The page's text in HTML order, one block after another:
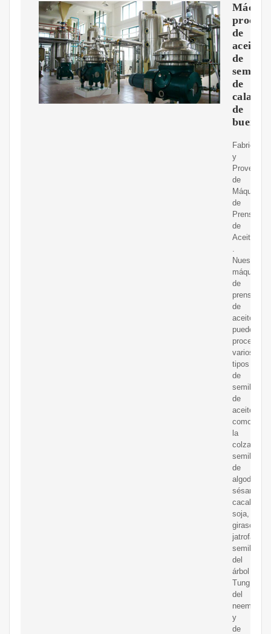
de
aceite
de
semilla
de
de
buena
Fabricante
y
Proveedor
de
Máquinas
de
Prensa
de
Aceite
Nuestras
máquinas
de
prensa
de
aceite
pueden
procesar
varios
tipos
de
semillas
de
aceite
como
la
colza,
semillas
de
algodón,
sésamo,
cacahuete,
soja,
girasol,
jatrofa,
semillas
del
árbol
Tung,
del
neem
y
de